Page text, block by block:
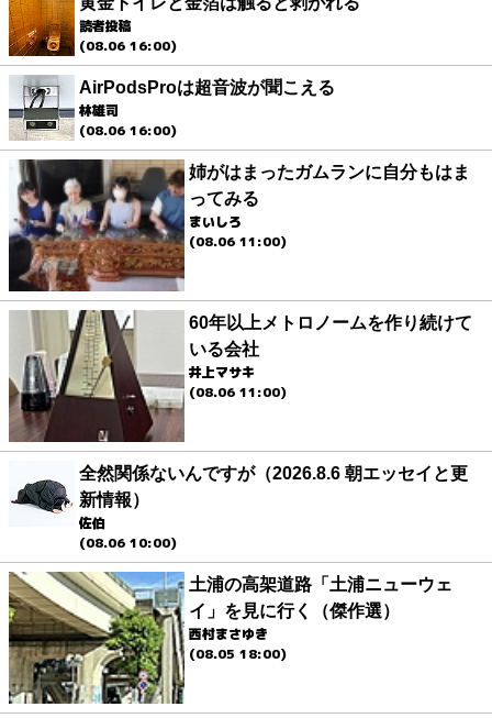
読者投稿
(08.06 16:00)
AirPodsProは超音波が聞こえる
林雄司
(08.06 16:00)
姉がはまったガムランに自分もはま
ってみる
まいしろ
(08.06 11:00)
60年以上メトロノームを作り続けて
いる会社
井上マサキ
(08.06 11:00)
全然関係ないんですが（2026.8.6 朝エッセイと更
新情報）
佐伯
(08.06 10:00)
土浦の高架道路「土浦ニューウェ
イ」を見に行く（傑作選）
西村まさゆき
(08.05 18:00)